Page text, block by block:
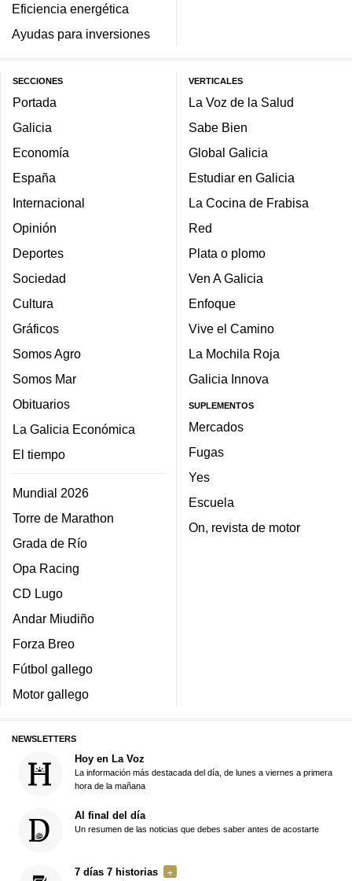
Eficiencia energética
Ayudas para inversiones
SECCIONES
Portada
Galicia
Economía
España
Internacional
Opinión
Deportes
Sociedad
Cultura
Gráficos
Somos Agro
Somos Mar
Obituarios
La Galicia Económica
El tiempo
Mundial 2026
Torre de Marathon
Grada de Río
Opa Racing
CD Lugo
Andar Miudiño
Forza Breo
Fútbol gallego
Motor gallego
VERTICALES
La Voz de la Salud
Sabe Bien
Global Galicia
Estudiar en Galicia
La Cocina de Frabisa
Red
Plata o plomo
Ven A Galicia
Enfoque
Vive el Camino
La Mochila Roja
Galicia Innova
SUPLEMENTOS
Mercados
Fugas
Yes
Escuela
On, revista de motor
NEWSLETTERS
Hoy en La Voz
La información más destacada del día, de lunes a viernes a primera
hora de la mañana
Al final del día
Un resumen de las noticias que debes saber antes de acostarte
7 días 7 historias